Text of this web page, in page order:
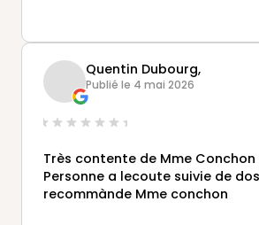
Quentin Dubourg,
Publié le 4 mai 2026
Très contente de Mme
Personne a lecoute suivie de
recommànde Mme conchon